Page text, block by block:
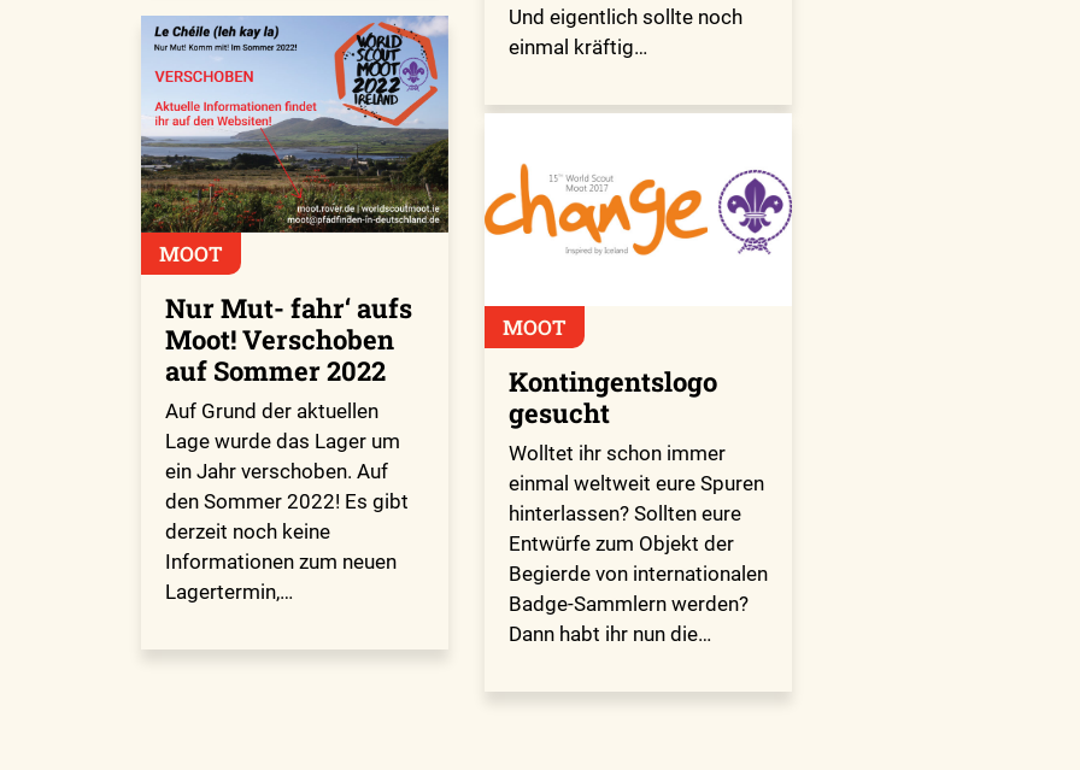
Und eigentlich sollte noch
einmal kräftig…
MOOT
Nur Mut- fahr‘ aufs
Moot! Verschoben
auf Sommer 2022
Auf Grund der aktuellen
Lage wurde das Lager um
ein Jahr verschoben. Auf
den Sommer 2022! Es gibt
derzeit noch keine
Informationen zum neuen
Lagertermin,…
MOOT
Kontingentslogo
gesucht
Wolltet ihr schon immer
einmal weltweit eure Spuren
hinterlassen? Sollten eure
Entwürfe zum Objekt der
Begierde von internationalen
Badge-Sammlern werden?
Dann habt ihr nun die…